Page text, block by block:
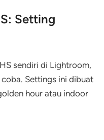
Setting
sendiri di Lightroom,
Settings ini dibuat
hour atau indoor